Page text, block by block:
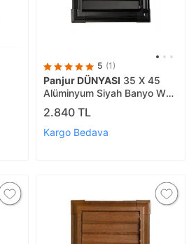
5 (1)
Panjur DÜNYASI 35 X 45
Alüminyum Siyah Banyo Wc
Havalandırma Panjur Menfez
Siyah
2.840 TL
Kargo Bedava